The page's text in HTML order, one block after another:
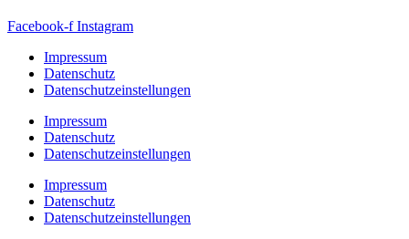
Facebook-f Instagram
Impressum
Datenschutz
Datenschutzeinstellungen
Impressum
Datenschutz
Datenschutzeinstellungen
Impressum
Datenschutz
Datenschutzeinstellungen